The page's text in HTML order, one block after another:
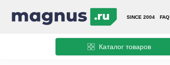
SINCE 2004 FAQ
Каталог товаров